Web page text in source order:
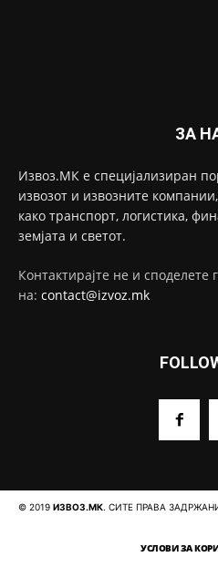
ЗА
Извоз.МК е специјализиран
извозот и извозните
како транспорт, логистика,
земјата и светот.
Контактирајте не и
на: contact@izvoz.mk
© 2019 ИЗВОЗ.МК. СИТЕ ПРАВА ЗАДРЖАНИ.
УСЛОВИ ЗА